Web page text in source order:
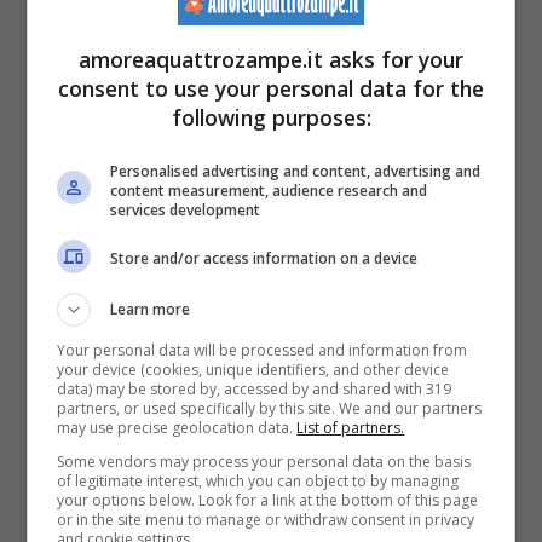
In questo periodo poipossiamo notare una
letargia molto più pronunciatadel nostro
micio e questo è in parte normale. Con i primi
freddi l’attività del gatto rallenta per poi
riprendere prima dell’inizio della primavera,
periodo in cui solitamente iniziano i
corteggiamenti. In questo momento
potremmo quindi osservare riposo incessanti
chepossono occupare anche 20 ore della
giornata, in questi casi però è sempre
meglio accertarsi che non vi siano altri motivi
amoreaquattrozampe.it asks for your
consent to use your personal data for the
following purposes:
Personalised advertising and content, advertising and
content measurement, audience research and
services development
Store and/or access information on a device
Learn more
Your personal data will be processed and information from
your device (cookies, unique identifiers, and other device
data) may be stored by, accessed by and shared with 319
partners, or used specifically by this site. We and our partners
may use precise geolocation data. List of partners.
Some vendors may process your personal data on the basis
of legitimate interest, which you can object to by managing
your options below. Look for a link at the bottom of this page
or in the site menu to manage or withdraw consent in privacy